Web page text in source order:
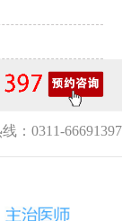
：0311-66691397